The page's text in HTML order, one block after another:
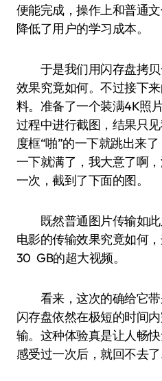
便能完成，操作上和普通
降低了用户的学习成本。
于是我们用闪存盘拷贝
效果究竟如何。不过接下
料。准备了一个装满4K照
过程中进行截图，结果只
度框“啪”的一下就跳出来
一下就满了，我大意了啊
一次，截到了下面的图。
既然普通图片传输如此
电影的传输效果究竟如何
30 GB的超大视频。
看来，这次的确给它带
闪存盘依然在极短的时间
输。这种体验真是让人畅
感受过一次后，就回不去